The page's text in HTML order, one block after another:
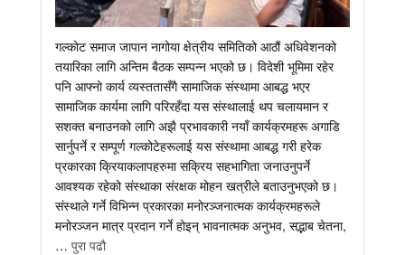
गल्कोट समाज जापान नागोया क्षेत्रीय समितिको आठौं अधिवेशनको
तयारिका लागि अन्तिम बैठक सम्पन्न भएको छ। विदेशी भूमिमा रहेर
पनि आफ्नो कार्य व्यस्ततासँगै सामाजिक संस्थामा आबद्ध भएर
सामाजिक कार्यमा लागि परिरहँदा यस संस्थालाई थप चलायमान र
सशक्त बनाउनको लागि अझै प्रभावकारी नयाँ कार्यक्रमहरू अगाडि
सार्नुपर्ने र सम्पूर्ण गल्कोटेहरूलाई यस संस्थामा आबद्ध गरी हरेक
प्रकारका क्रियाकलापहरुमा सक्रिय सहभागिता जनाउनुपर्ने
आवश्यक रहेको संस्थाका संरक्षक मोहन खत्रीले बताउनुभएको छ।
संस्थाले गर्ने विभिन्न प्रकारका मनोरञ्जनात्मक कार्यक्रमहरूले
मनोरञ्जन मात्र प्रदान गर्ने होइन् भावनात्मक अनुभव, सद्भाब चेतना,
… पुरा पढौ